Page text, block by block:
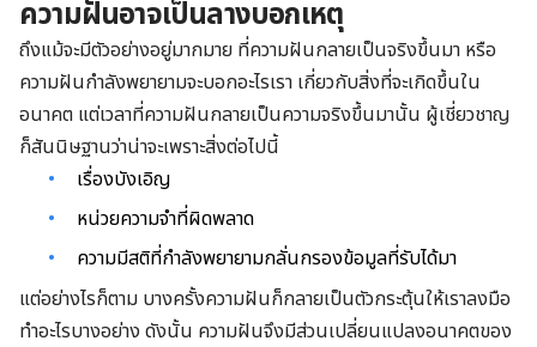
ความฝันอาจเป็นลางบอกเหตุ
ถึงแม้จะมีตัวอย่างอยู่มากมาย ที่ความฝันกลายเป็นจริงขึ้นมา หรือ
ความฝันกำลังพยายามจะบอกอะไรเรา เกี่ยวกับสิ่งที่จะเกิดขึ้นใน
อนาคต แต่เวลาที่ความฝันกลายเป็นความจริงขึ้นมานั้น ผู้เชี่ยวชาญ
ก็สันนิษฐานว่าน่าจะเพราะสิ่งต่อไปนี้
เรื่องบังเอิญ
หน่วยความจำที่ผิดพลาด
ความมีสติที่กำลังพยายามกลั่นกรองข้อมูลที่รับได้มา
แต่อย่างไรก็ตาม บางครั้งความฝันก็กลายเป็นตัวกระตุ้นให้เราลงมือ
ทำอะไรบางอย่าง ดังนั้น ความฝันจึงมีส่วนเปลี่ยนแปลงอนาคตของ